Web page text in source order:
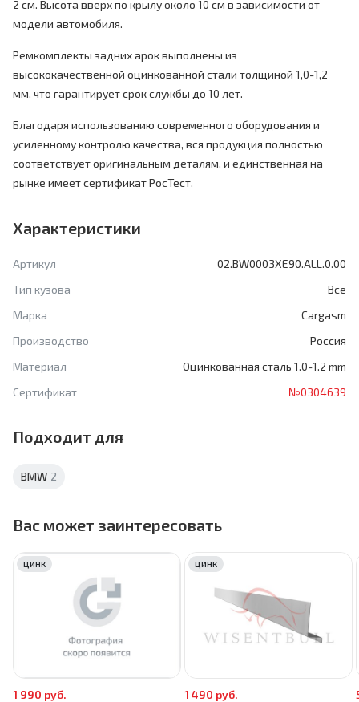
2 см. Высота вверх по крылу около 10 см в зависимости от
модели автомобиля.
Ремкомплекты задних арок выполнены из
высококачественной оцинкованной стали толщиной 1,0-1,2
мм, что гарантирует срок службы до 10 лет.
Благодаря использованию современного оборудования и
усиленному контролю качества, вся продукция полностью
соответствует оригинальным деталям, и единственная на
рынке имеет сертификат РосТест.
Характеристики
Артикул
02.BW0003XE90.ALL.0.00
Тип кузова
Все
Марка
Cargasm
Производство
Россия
Материал
Оцинкованная сталь 1.0-1.2 mm
Сертификат
№0304639
Подходит для
BMW 2
Вас может заинтересовать
1 990 руб.
ЦИНК
1 490 руб.
ЦИНК